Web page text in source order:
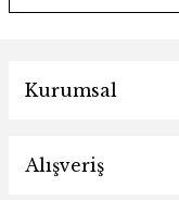
Kurumsal
Alışveriş